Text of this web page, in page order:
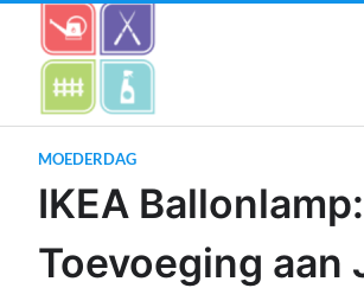
content
MOEDERDAG
IKEA
Toevoeging aan